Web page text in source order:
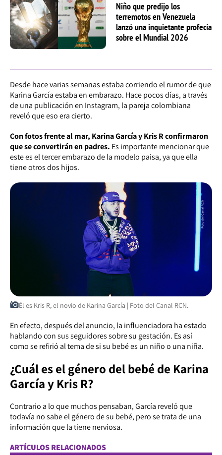
Niño que predijo los
terremotos en Venezuela
lanzó una inquietante profecía
sobre el Mundial 2026
Desde hace varias semanas estaba corriendo el rumor de que
Karina García estaba en embarazo. Hace pocos días, a través
de una publicación en Instagram, la pareja colombiana
reveló que eso era cierto.
Con fotos frente al mar, Karina García y Kris R confirmaron
que se convertirán en padres. Es importante mencionar que
este es el tercer embarazo de la modelo paisa, ya que ella
tiene otros dos hijos.
Él es Kris R, el novio de Karina García | Foto del Canal RCN.
En efecto, después del anuncio, la influenciadora ha estado
hablando con sus seguidores sobre su gestación. Es así
como se refirió al tema de si su bebé es un niño o una niña.
¿Cuál es el género del bebé de Karina
García y Kris R?
Contrario a lo que muchos pensaban, García reveló que
todavía no sabe el género de su bebé, pero se trata de una
información que la tiene nerviosa.
ARTÍCULOS RELACIONADOS